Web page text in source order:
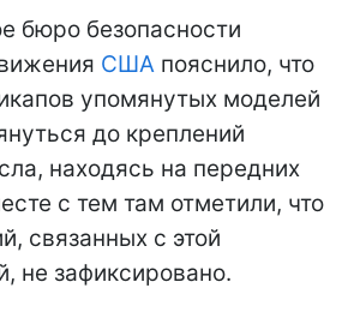
бюро безопасности
США пояснило, что
упомянутых моделей
до креплений
находясь на передних
с тем там отметили, что
связанных с этой
не зафиксировано.